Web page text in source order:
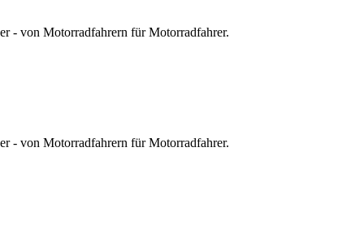
- von Motorradfahrern für Motorradfahrer.
- von Motorradfahrern für Motorradfahrer.